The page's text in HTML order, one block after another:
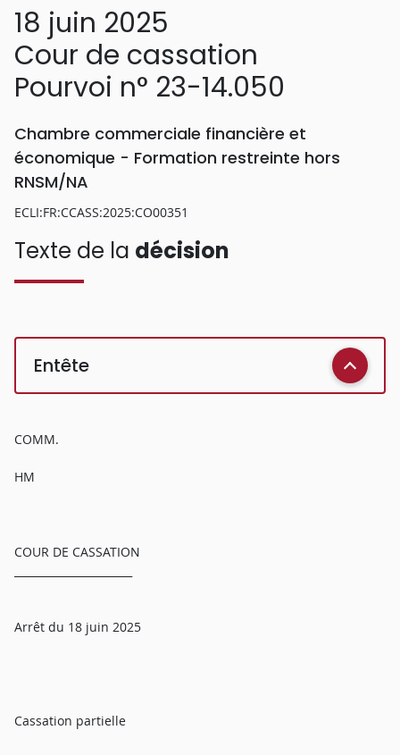
18 juin 2025
Cour de cassation
Pourvoi n° 23-14.050
Chambre commerciale financière et
économique - Formation restreinte hors
RNSM/NA
ECLI:FR:CCASS:2025:CO00351
Texte de la décision
Entête
COMM.
HM
COUR DE CASSATION
Arrêt du 18 juin 2025
Cassation partielle